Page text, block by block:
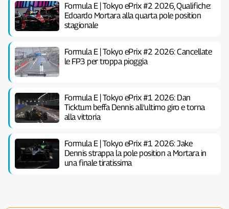
Formula E | Tokyo ePrix #2 2026, Qualifiche:
Edoardo Mortara alla quarta pole position
stagionale
Formula E | Tokyo ePrix #2 2026: Cancellate
le FP3 per troppa pioggia
Formula E | Tokyo ePrix #1 2026: Dan
Ticktum beffa Dennis all’ultimo giro e torna
alla vittoria
Formula E | Tokyo ePrix #1 2026: Jake
Dennis strappa la pole position a Mortara in
una finale tiratissima